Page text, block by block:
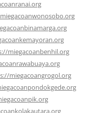
miegacoanbenhil.org
miegacoangrogol.org